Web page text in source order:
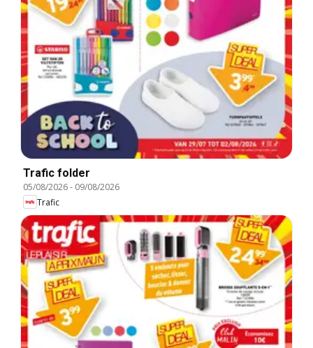
Trafic folder
05/08/2026- 09/08/2026
Trafic